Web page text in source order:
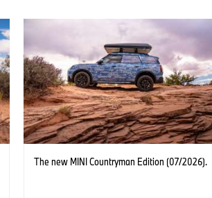
The new MINI Countryman Edition (07/2026).